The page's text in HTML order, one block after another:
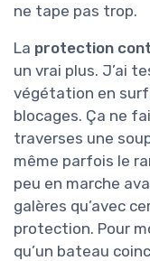
ne tape pas trop.
La protection
un vrai plus. J’ai
végétation en
blocages. Ça ne
traverses une
même parfois le
peu en marche
galères qu’avec
protection. Pour
qu’un bateau